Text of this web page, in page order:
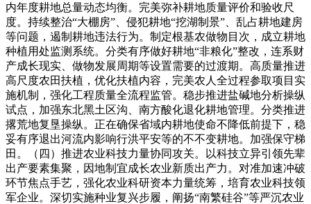
内年度耕地总量动态均衡。完美弥补耕地质量评价和验收尺
度。持续整治“大棚房”、侵犯耕地“挖湖制景”、乱占耕地建房
等问题，遏制耕地违法行为。制定根基农做物目次，成立耕地
种植用处监测系统。分类有序做好耕地“非粮化”整改，连系财
产成长现实、做物发展周期等设置需要的过渡期。高质量推进
高尺度农田扶植，优化扶植内容，完美农人全过程参取项目实
施机制，强化工程质量全流程监管。稳步推进盐碱地分析操纵
试点，加强东北黑土区沟、南方酸化退化耕地管理。分类推进
撂荒地复垦操纵。正在确保省域内耕地使命不降低前提下，稳
妥有序退出河流内影响行洪平安等的不不变耕地。加强保守梯
田。（四）推进农业科技力量协同攻关。以科技立异引领先辈
出产要素集聚，因地制宜成长农业新质出产力。对准加速冲破
环节焦点手艺，强化农业科研资本力量统筹，培育农业科技领
军企业。深切实施种业复兴步履，阐扬“南繁硅谷”等严沉农业